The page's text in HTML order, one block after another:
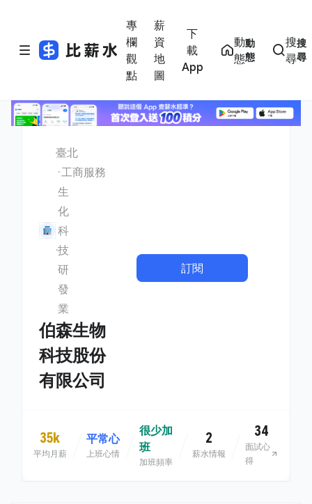
專
欄
觀
點
薪
資
地
圖
下
載
App
動
態
動
態
搜
尋
搜
尋
臺北
工商服務
生
化
科
技
研
發
業
伯森生物
科技股份
有限公司
訂閱
35k
平均月薪
平常心
上班心情
很少加
班
加班頻率
2
薪水情報
34
面試心
得